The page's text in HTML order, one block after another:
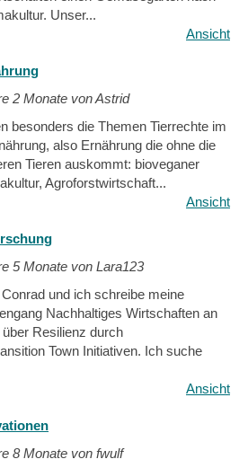
Unser...
Ansicht
2 Monate von Astrid
besonders die Themen Tierrechte im
also Ernährung die ohne die
Tieren auskommt: bioveganer
Agroforstwirtschaft...
Ansicht
5 Monate von Lara123
und ich schreibe meine
Nachhaltiges Wirtschaften an
Resilienz durch
Town Initiativen. Ich suche
Ansicht
8 Monate von fwulf